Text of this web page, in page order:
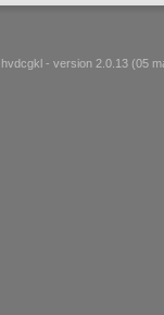
- version 2.0.13 (05